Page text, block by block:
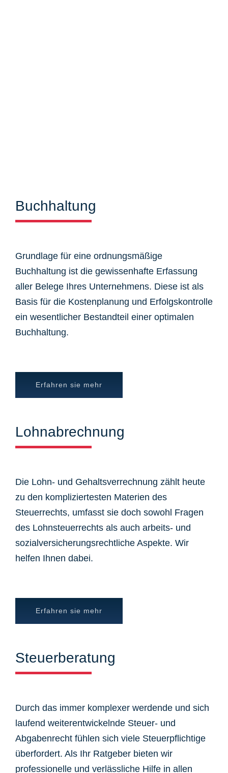
Buchhaltung
Grundlage für eine ordnungsmäßige
Buchhaltung ist die gewissenhafte Erfassung
aller Belege Ihres Unternehmens. Diese ist als
Basis für die Kostenplanung und Erfolgskontrolle
ein wesentlicher Bestandteil einer optimalen
Buchhaltung.
Erfahren sie mehr
Lohnabrechnung
Die Lohn- und Gehaltsverrechnung zählt heute
zu den kompliziertesten Materien des
Steuerrechts, umfasst sie doch sowohl Fragen
des Lohnsteuerrechts als auch arbeits- und
sozialversicherungsrechtliche Aspekte. Wir
helfen Ihnen dabei.
Erfahren sie mehr
Steuerberatung
Durch das immer komplexer werdende und sich
laufend weiterentwickelnde Steuer- und
Abgabenrecht fühlen sich viele Steuerpflichtige
überfordert. Als Ihr Ratgeber bieten wir
professionelle und verlässliche Hilfe in allen